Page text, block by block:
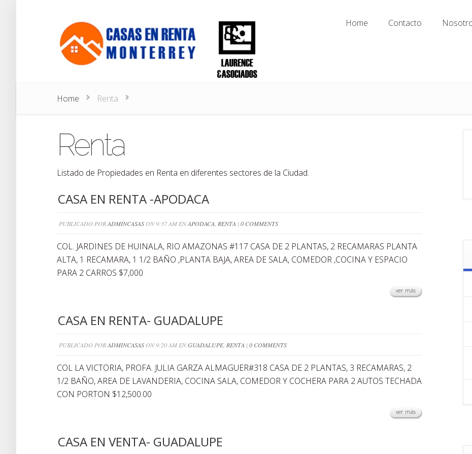
Home
Contacto
Home Renta
Renta
Listado de Propiedades en Renta en diferentes sectores de la Ciudad.
CASA EN RENTA -APODACA
PUBLICADO PORADMINCASAS ON 9:37 AM ENAPODACA RENTA | 0 COMMENTS
COL. JARDINES DE HUINALA, RIO AMAZONAS #117 CASA DE 2 PLANTAS, 2 RECAMARAS PLANTA
ALTA, 1 RECAMARA, 1 1/2 BAÑO ,PLANTA BAJA, AREA DE SALA, COMEDOR ,COCINA Y ESPACIO
PARA 2 CARROS $7,000
ver más
CASA EN RENTA- GUADALUPE
PUBLICADO PORADMINCASAS ON 9:20 AM ENGUADALUPE, RENTA | 0 COMMENTS
COL LA VICTORIA, PROFA. JULIA GARZA ALMAGUER#318 CASA DE 2 PLANTAS, 3 RECAMARAS, 2
1/2 BAÑO, AREA DE LAVANDERIA, COCINA SALA, COMEDOR Y COCHERA PARA 2 AUTOS TECHADA
CON PORTON $12,500.00
ver más
CASA EN VENTA- GUADALUPE